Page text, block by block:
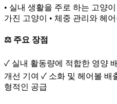
• 실내 생활을 주로 하는 고양
가진 고양이 • 체중 관리와 헤
⚖️ 주요 장점
✓ 실내 활동량에 적합한 영양
개선 기여 ✓ 소화 및 헤어볼 배
형적인 공급